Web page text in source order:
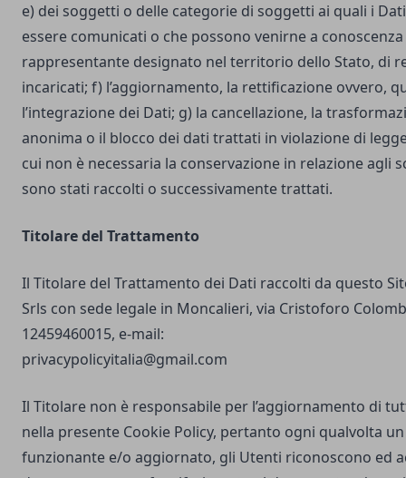
e) dei soggetti o delle categorie di soggetti ai quali i
essere comunicati o che possono venirne a
rappresentante designato nel territorio dello Stato, di
incaricati; f) l’aggiornamento, la rettificazione ovvero,
l’integrazione dei Dati; g) la cancellazione, la
anonima o il blocco dei dati trattati in violazione di
cui non è necessaria la conservazione in relazione agli
sono stati raccolti o successivamente trattati.
Titolare del Trattamento
Il Titolare del Trattamento dei Dati raccolti da questo
Srls con sede legale in Moncalieri, via Cristoforo
12459460015, e-mail:
privacypolicyitalia@gmail.com
Il Titolare non è responsabile per l’aggiornamento di
nella presente Cookie Policy, pertanto ogni qualvolta
funzionante e/o aggiornato, gli Utenti riconoscono ed